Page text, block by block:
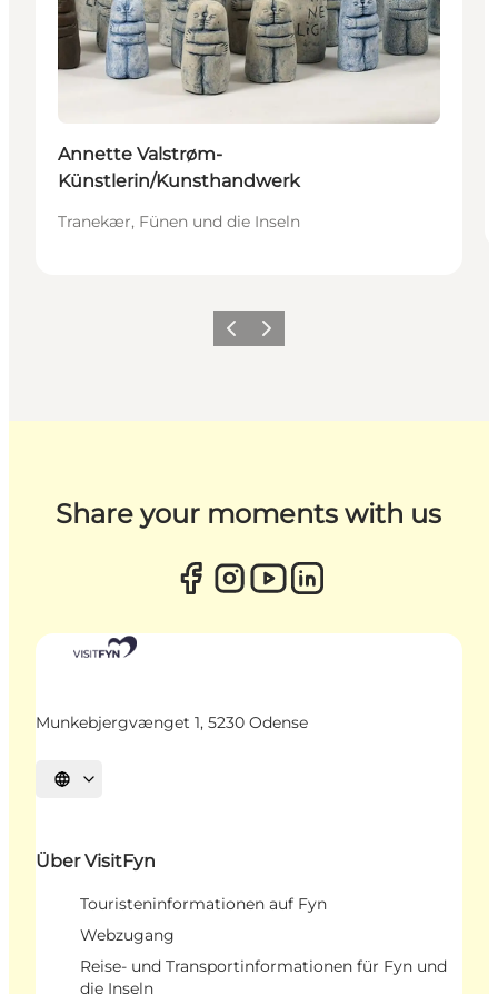
Annette Valstrøm-
Künstlerin/Kunsthandwerk
Tranekær, Fünen und die Inseln
ZurückWeiter
Share your moments with us
Munkebjergvænget 1, 5230 Odense
Sprache auswählen
Über VisitFyn
Touristeninformationen auf Fyn
Webzugang
Reise- und Transportinformationen für Fyn und
die Inseln